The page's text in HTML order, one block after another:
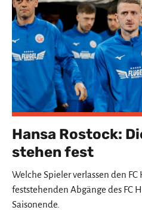
Hansa Rostock:
stehen fest
Welche Spieler verlassen den FC
feststehenden Abgänge des FC
Saisonende.